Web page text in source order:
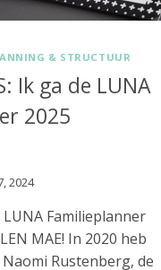
& STRUCTUUR
Ik ga de LUNA
2025
2024
LUNA Familieplanner
MAE! In 2020 heb
Rustenberg, de